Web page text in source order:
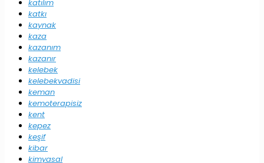
katılım
katkı
kaynak
kaza
kazanım
kazanır
kelebek
kelebekvadisi
keman
kemoterapisiz
kent
kepez
keşif
kibar
kimyasal